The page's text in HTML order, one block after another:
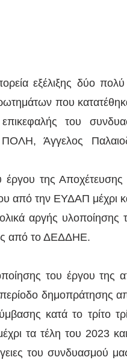
εξέλιξης δύο
που
επικεφαλής του
Άγγελος
έργου της
από την ΕΥΔΑΠ μέχρι
αργής
από το ΔΕΔΔΗΕ.
του έργου της
δημοπράτησης
κατά το τρίτο
τα τέλη του 2023
του συνδυασμού